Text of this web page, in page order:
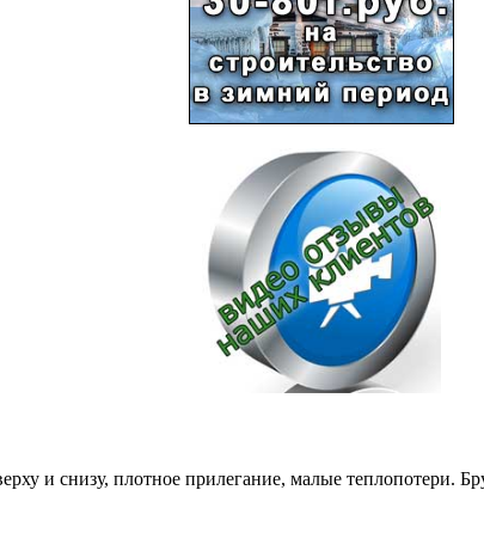
и снизу, плотное прилегание, малые теплопотери.